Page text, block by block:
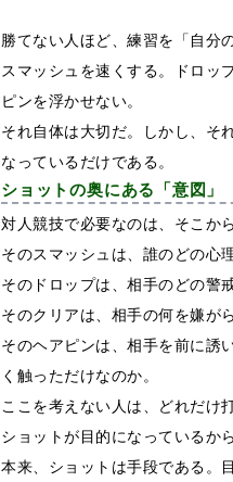
勝てない人ほど、練習を「自分
スマッシュを速くする。ドロッ
ピンを浮かせない。
それ自体は大切だ。しかし、そ
なっているだけである。
ショットの奥にある「意図」
対人競技で必要なのは、そこか
そのスマッシュは、誰のどの心
そのドロップは、相手のどの警
そのクリアは、相手の何を嫌が
そのヘアピンは、相手を前に誘
く触っただけなのか。
ここを考えない人は、どれだけ
ショットが目的になっているから
本来、ショットは手段である。